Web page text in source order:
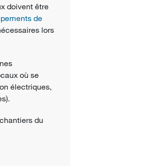
doivent être
de
lors
où se
électriques,
du